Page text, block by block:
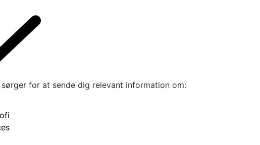
for at sende dig relevant information om: